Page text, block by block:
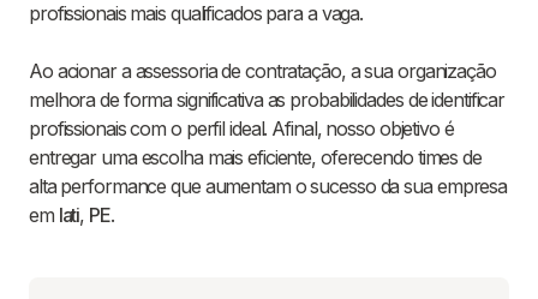
profissionais mais qualificados para a vaga.
Ao acionar a assessoria de contratação, a sua organização
melhora de forma significativa as probabilidades de identificar
profissionais com o perfil ideal. Afinal, nosso objetivo é
entregar uma escolha mais eficiente, oferecendo times de
alta performance que aumentam o sucesso da sua empresa
em Iati, PE.